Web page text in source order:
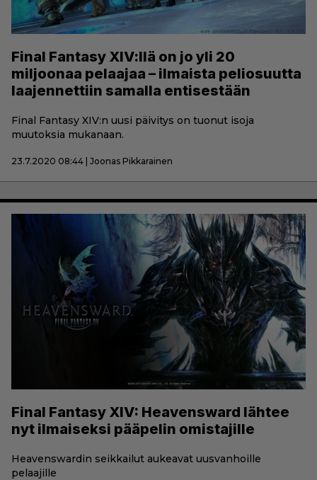
Final Fantasy XIV:llä on jo yli 20
miljoonaa pelaajaa – ilmaista peliosuutta
laajennettiin samalla entisestään
Final Fantasy XIV:n uusi päivitys on tuonut isoja
muutoksia mukanaan.
23.7.2020 08:44 | Joonas Pikkarainen
Final Fantasy XIV: Heavensward lähtee
nyt ilmaiseksi pääpelin omistajille
Heavenswardin seikkailut aukeavat uusvanhoille
pelaajille